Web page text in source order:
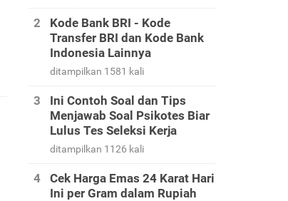
Kode Bank BRI - Kode
Transfer BRI dan Kode Bank
Indonesia Lainnya
ditampilkan 1581 kali
Ini Contoh Soal dan Tips
Menjawab Soal Psikotes Biar
Lulus Tes Seleksi Kerja
ditampilkan 1126 kali
Cek Harga Emas 24 Karat Hari
Ini per Gram dalam Rupiah